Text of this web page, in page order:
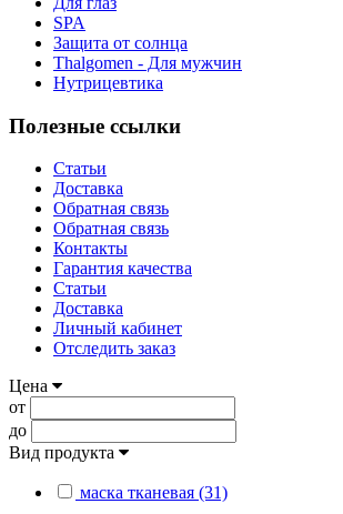
SPA
Защита от солнца
Thalgomen - Для мужчин
Нутрицевтика
Полезные ссылки
Статьи
Доставка
Обратная связь
Обратная связь
Контакты
Гарантия качества
Статьи
Доставка
Личный кабинет
Отследить заказ
Цена
от
до
Вид продукта
маска тканевая (31)